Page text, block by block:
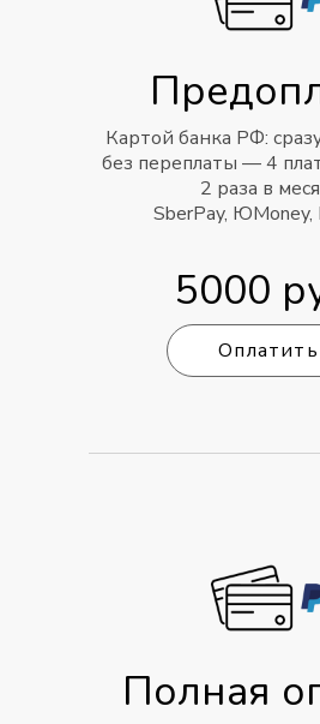
5000
Картой банка РФ:
без переплаты — 4
2 раза в
SberPay, ЮMoney,
Оплатить
Полная